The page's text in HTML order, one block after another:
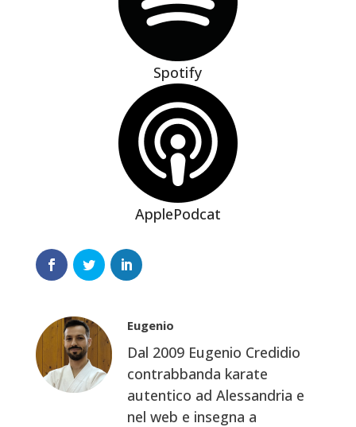
Spotify
ApplePodcat
Eugenio
Dal 2009 Eugenio Credidio
contrabbanda karate
autentico ad Alessandria e
nel web e insegna a